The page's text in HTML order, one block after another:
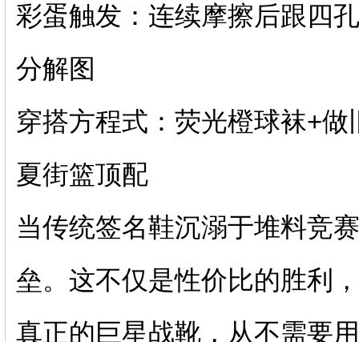
彩蛋触发：连续摩擦后跟四
分解图
穿搭方程式：荧光橙球袜+
夏街篮顶配
当传统签名鞋沉溺于堆料竞
垒。这不仅是性价比的胜利
真正的巨星战靴，从不需要